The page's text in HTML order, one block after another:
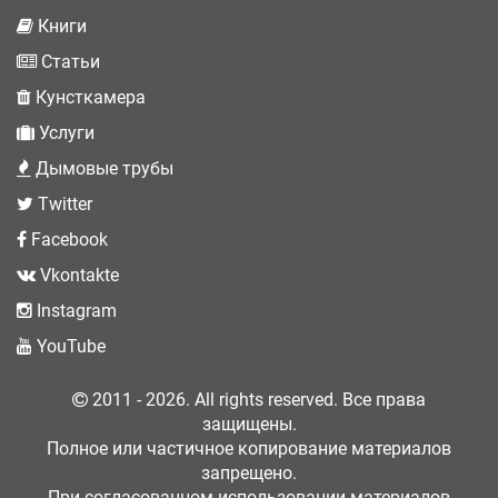
Книги
Статьи
Кунсткамера
Услуги
Дымовые трубы
Twitter
Facebook
Vkontakte
Instagram
YouTube
2011 - 2026. All rights reserved. Все права
защищены.
Полное или частичное копирование материалов
запрещено.